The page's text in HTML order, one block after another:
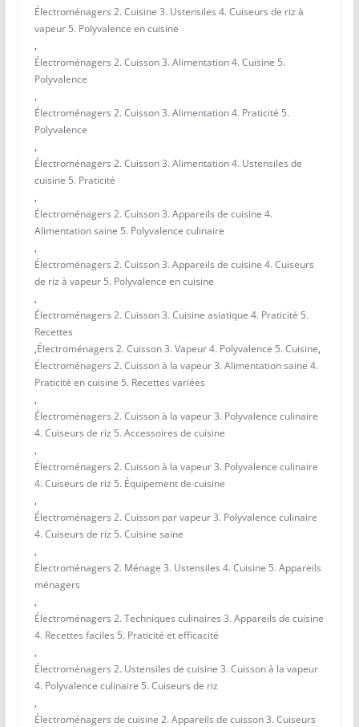
Électroménagers 2. Cuisine 3. Ustensiles 4. Cuiseurs de riz à
vapeur 5. Polyvalence en cuisine
,
Électroménagers 2. Cuisson 3. Alimentation 4. Cuisine 5.
Polyvalence
,
Électroménagers 2. Cuisson 3. Alimentation 4. Praticité 5.
Polyvalence
,
Électroménagers 2. Cuisson 3. Alimentation 4. Ustensiles de
cuisine 5. Praticité
,
Électroménagers 2. Cuisson 3. Appareils de cuisine 4.
Alimentation saine 5. Polyvalence culinaire
,
Électroménagers 2. Cuisson 3. Appareils de cuisine 4. Cuiseurs
de riz à vapeur 5. Polyvalence en cuisine
,
Électroménagers 2. Cuisson 3. Cuisine asiatique 4. Praticité 5.
Recettes
,Électroménagers 2. Cuisson 3. Vapeur 4. Polyvalence 5. Cuisine,
Électroménagers 2. Cuisson à la vapeur 3. Alimentation saine 4.
Praticité en cuisine 5. Recettes variées
,
Électroménagers 2. Cuisson à la vapeur 3. Polyvalence culinaire
4. Cuiseurs de riz 5. Accessoires de cuisine
,
Électroménagers 2. Cuisson à la vapeur 3. Polyvalence culinaire
4. Cuiseurs de riz 5. Équipement de cuisine
,
Électroménagers 2. Cuisson par vapeur 3. Polyvalence culinaire
4. Cuiseurs de riz 5. Cuisine saine
,
Électroménagers 2. Ménage 3. Ustensiles 4. Cuisine 5. Appareils
ménagers
,
Électroménagers 2. Techniques culinaires 3. Appareils de cuisine
4. Recettes faciles 5. Praticité et efficacité
,
Électroménagers 2. Ustensiles de cuisine 3. Cuisson à la vapeur
4. Polyvalence culinaire 5. Cuiseurs de riz
,
Électroménagers de cuisine 2. Appareils de cuisson 3. Cuiseurs